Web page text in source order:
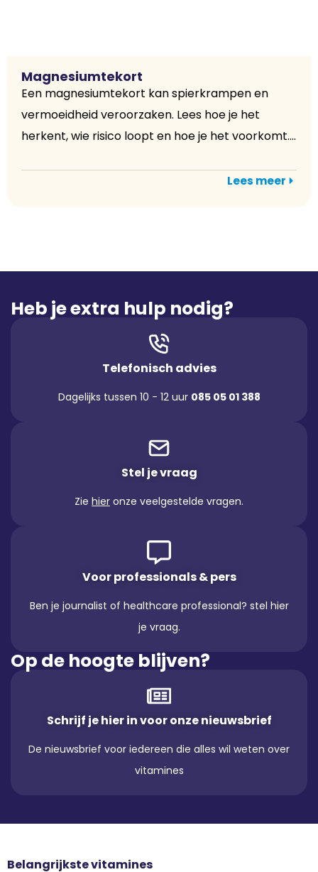
Magnesiumtekort
Een magnesiumtekort kan spierkrampen en
vermoeidheid veroorzaken. Lees hoe je het
herkent, wie risico loopt en hoe je het voorkomt....
Lees meer
Heb je extra hulp nodig?
Telefonisch advies
Dagelijks tussen 10 - 12 uur 085 05 01 388
Stel je vraag
Zie hier onze veelgestelde vragen.
Voor professionals & pers
Ben je journalist of healthcare professional? stel hier
je vraag.
Op de hoogte blijven?
Schrijf je hier in voor onze nieuwsbrief
De nieuwsbrief voor iedereen die alles wil weten over
vitamines
Belangrijkste vitamines